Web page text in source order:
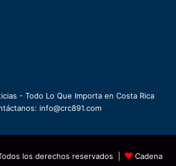
- Todo Lo Que Importa en Costa Rica
info@crc891.com
los derechos reservados | Cadena